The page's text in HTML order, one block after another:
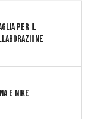
PER IL
E Nike